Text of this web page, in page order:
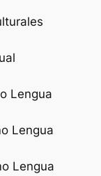
Lengua
Lengua
Lengua